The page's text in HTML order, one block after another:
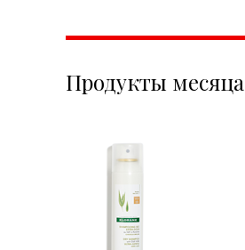
Продукты месяца